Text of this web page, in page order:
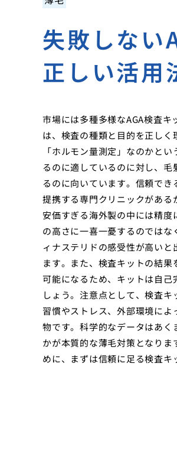
失敗しない
正しい活用
市場には多種多様なAGA検査
は、検査の種類と目的を正し
「ホルモン量測定」なのかと
るのに適しているのに対し、
るのに向いています。信頼でき
提携する専門クリニックがある
安価すぎる海外製の中には精
の高さに一喜一憂するのでは
ィナステリドの感受性が高い
ます。また、検査キットの結
可能になるため、キットは自
しょう。注意点として、検査
習慣やストレス、外部環境に
物です。科学的なデータはあ
かが本質的な薄毛対策となり
めに、まずは信頼に足る検査キ